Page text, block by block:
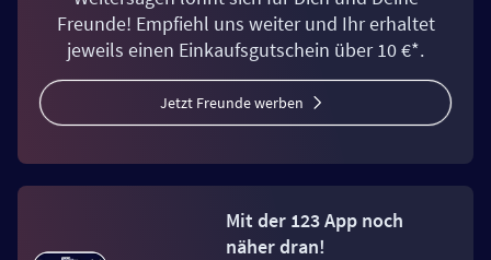
Freunde! Empfiehl uns weiter und Ihr erhaltet
jeweils einen Einkaufsgutschein über 10 €*.
Jetzt Freunde werben
Mit der 123 App noch
näher dran!